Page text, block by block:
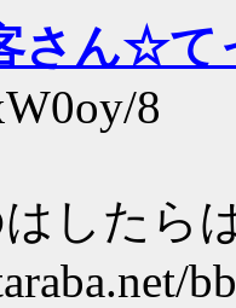
さん☆て
8
したら